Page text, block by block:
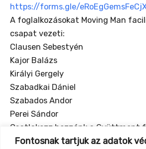
Fontosnak tartjuk az adatok
https://forms.gle/
A foglalkozásokat Moving Man
csapat vezeti:
Clausen Sebestyén
Kajor Balázs
Királyi Gergely
Szabadkai Dániel
Szabados Andor
Perei Sándor
Csatlakozz hozzánk a Gyüttment
tapasztald meg a Moving Man